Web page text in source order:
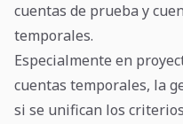
cuentas de prueba y
temporales.
Especialmente en
cuentas temporales, la
si se unifican los